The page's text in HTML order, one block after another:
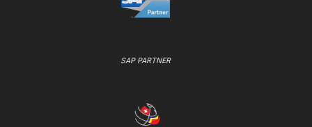
SAP PARTNER